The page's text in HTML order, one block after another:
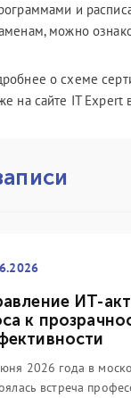
и
можно
о схеме
на сайте IT Expert
ИТ-
к
2026 года в
встреча